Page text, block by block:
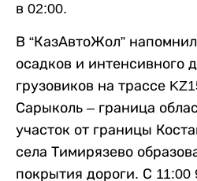
в 02:00.
В “КазАвтоЖол”
осадков и интенсивного
грузовиков на трассе
Сарыколь – граница
участок от границы
села Тимирязево
покрытия дороги. С 11:00